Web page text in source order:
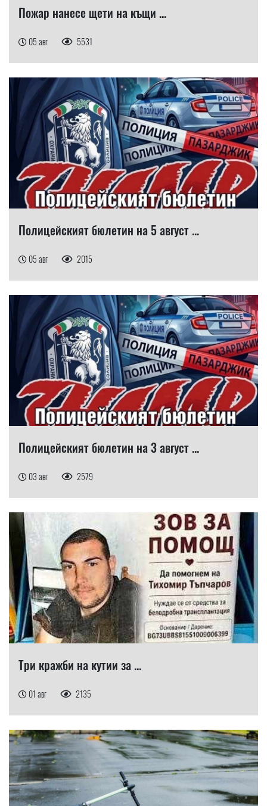
Пожар нанесе щети на къщи ...
05 авг 5531
Полицейският бюлетин на 5 август ...
05 авг 2015
Полицейският бюлетин на 3 август ...
03 авг 2579
Три кражби на кутии за ...
01 авг 2135